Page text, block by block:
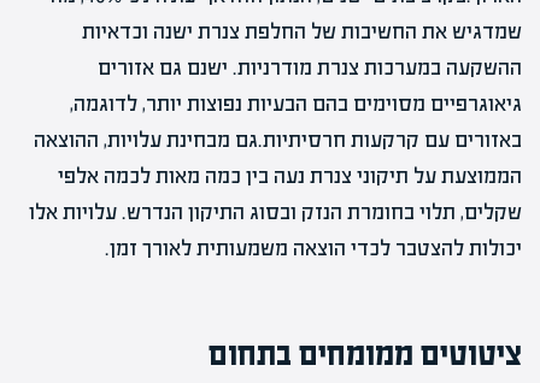
שמדגיש את החשיבות של החלפת צנרת ישנה וכדאיות
ההשקעה במערכות צנרת מודרניות. ישנם גם אזורים
גיאוגרפיים מסוימים בהם הבעיות נפוצות יותר, לדוגמה,
באזורים עם קרקעות חרסיתיות.גם מבחינת עלויות, ההוצאה
הממוצעת על תיקוני צנרת נעה בין כמה מאות לכמה אלפי
שקלים, תלוי בחומרת הנזק ובסוג התיקון הנדרש. עלויות אלו
יכולות להצטבר לכדי הוצאה משמעותית לאורך זמן.
ציטוטים ממומחים בתחום